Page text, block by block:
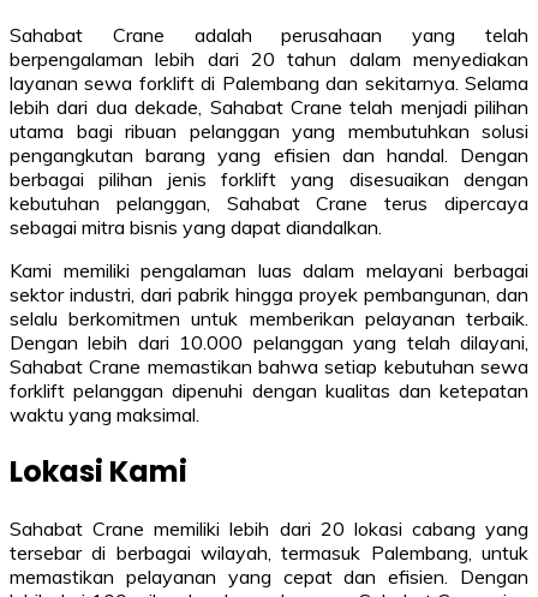
Sahabat Crane adalah perusahaan yang telah
berpengalaman lebih dari 20 tahun dalam menyediakan
layanan sewa forklift di Palembang dan sekitarnya. Selama
lebih dari dua dekade, Sahabat Crane telah menjadi pilihan
utama bagi ribuan pelanggan yang membutuhkan solusi
pengangkutan barang yang efisien dan handal. Dengan
berbagai pilihan jenis forklift yang disesuaikan dengan
kebutuhan pelanggan, Sahabat Crane terus dipercaya
sebagai mitra bisnis yang dapat diandalkan.
Kami memiliki pengalaman luas dalam melayani berbagai
sektor industri, dari pabrik hingga proyek pembangunan, dan
selalu berkomitmen untuk memberikan pelayanan terbaik.
Dengan lebih dari 10.000 pelanggan yang telah dilayani,
Sahabat Crane memastikan bahwa setiap kebutuhan sewa
forklift pelanggan dipenuhi dengan kualitas dan ketepatan
waktu yang maksimal.
Lokasi Kami
Sahabat Crane memiliki lebih dari 20 lokasi cabang yang
tersebar di berbagai wilayah, termasuk Palembang, untuk
memastikan pelayanan yang cepat dan efisien. Dengan